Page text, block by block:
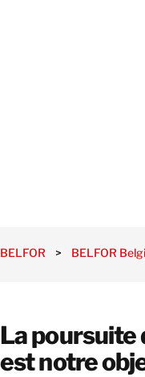
BELFOR > BELFOR
La poursuite
est notre